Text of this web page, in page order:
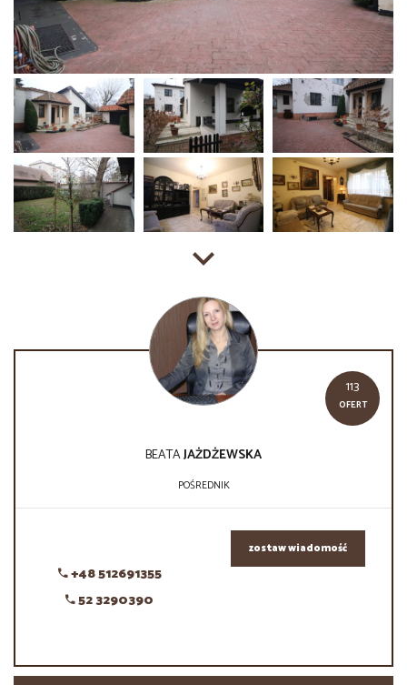
113
OFERT
BEATAJAŻDŻEWSKA
POŚREDNIK
+48 512691355
52 3290390
zostaw wiadomość